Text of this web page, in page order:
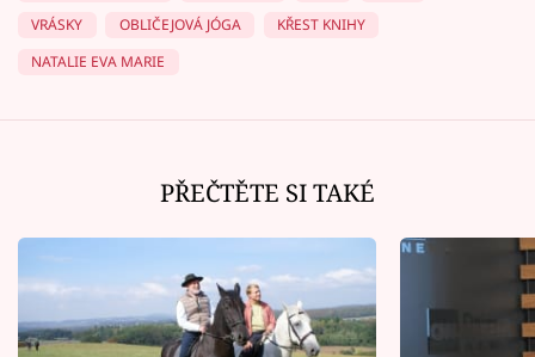
VRÁSKY
OBLIČEJOVÁ JÓGA
KŘEST KNIHY
NATALIE EVA MARIE
PŘEČTĚTE SI TAKÉ